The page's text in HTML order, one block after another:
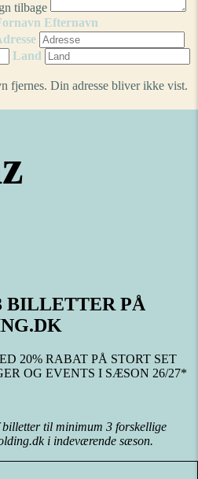
tilbage
Efternavn
Land
fjernes. Din adresse bliver ikke vist.
PÅ
20% RABAT PÅ STORT SET
OG EVENTS I SÆSON 26/27*
til minimum 3 forskellige
i indeværende sæson.